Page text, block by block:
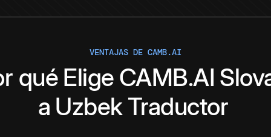
VENTAJAS DE CAMB.AI
qué Elige CAMB.AI
a UzbekTraductor